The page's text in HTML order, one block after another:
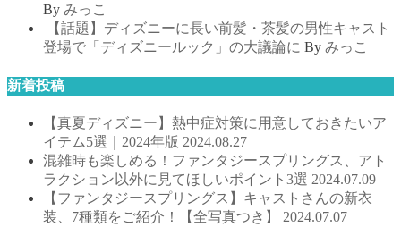
By みっこ
【話題】ディズニーに長い前髪・茶髪の男性キャスト
登場で「ディズニールック」の大議論に By みっこ
新着投稿
【真夏ディズニー】熱中症対策に用意しておきたいア
イテム5選｜2024年版 2024.08.27
混雑時も楽しめる！ファンタジースプリングス、アト
ラクション以外に見てほしいポイント3選 2024.07.09
【ファンタジースプリングス】キャストさんの新衣
装、7種類をご紹介！【全写真つき】 2024.07.07